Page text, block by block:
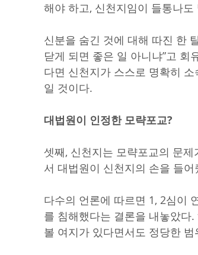
해야 하고, 신천지임이 들통나
신분을 숨긴 것에 대해 따진 한
닫게 되면 좋은 일 아니냐”고
다면 신천지가 스스로 명확히
일 것이다.
대법원이 인정한 모략포교?
셋째, 신천지는 모략포교의 문
서 대법원이 신천지의 손을 들
다수의 언론에 따르면 1, 2심이
를 침해했다는 결론을 내놓았다
볼 여지가 있다면서도 정당한